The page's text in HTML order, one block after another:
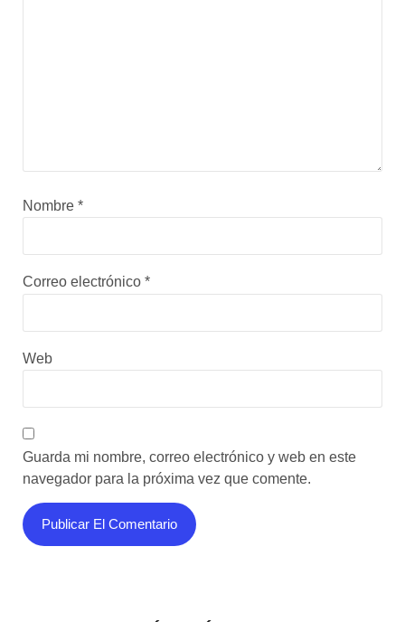
Nombre *
Correo electrónico *
Web
Guarda mi nombre, correo electrónico y web en este
navegador para la próxima vez que comente.